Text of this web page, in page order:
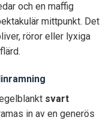
och en maffig
mittpunkt. Det
röror eller lyxiga
svart
in av en generös